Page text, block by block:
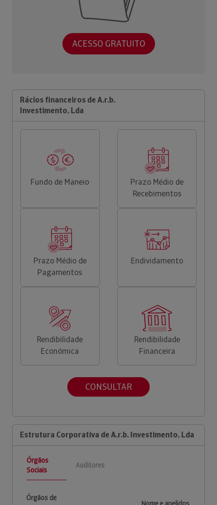
ACESSO GRATUITO
Rácios financeiros de A.r.b.
Investimento, Lda
Fundo de Maneio
Prazo Médio de
Recebimentos
Prazo Médio de
Pagamentos
Endividamento
Rendibilidade
Económica
Rendibilidade
Financeira
CONSULTAR
Estrutura Corporativa de A.r.b. Investimento, Lda
Órgãos
Sociais
Auditores
Órgãos de